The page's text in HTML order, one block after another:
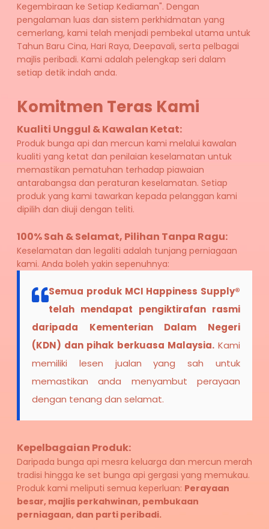
Kegembiraan ke Setiap Kediaman". Dengan
pengalaman luas dan sistem perkhidmatan yang
cemerlang, kami telah menjadi pembekal utama untuk
Tahun Baru Cina, Hari Raya, Deepavali, serta pelbagai
majlis peribadi. Kami adalah pelengkap seri dalam
setiap detik indah anda.
Komitmen Teras Kami
Kualiti Unggul & Kawalan Ketat:
Produk bunga api dan mercun kami melalui kawalan
kualiti yang ketat dan penilaian keselamatan untuk
memastikan pematuhan terhadap piawaian
antarabangsa dan peraturan keselamatan. Setiap
produk yang kami tawarkan kepada pelanggan kami
dipilih dan diuji dengan teliti.
100% Sah & Selamat, Pilihan Tanpa Ragu:
Keselamatan dan legaliti adalah tunjang perniagaan
kami. Anda boleh yakin sepenuhnya:
Semua produk MCI Happiness Supply®
telah mendapat pengiktirafan rasmi
daripada Kementerian Dalam Negeri
(KDN) dan pihak berkuasa Malaysia. Kami
memiliki lesen jualan yang sah untuk
memastikan anda menyambut perayaan
dengan tenang dan selamat.
Kepelbagaian Produk:
Daripada bunga api mesra keluarga dan mercun merah
tradisi hingga ke set bunga api gergasi yang memukau.
Produk kami meliputi semua keperluan: Perayaan
besar, majlis perkahwinan, pembukaan
perniagaan, dan parti peribadi.